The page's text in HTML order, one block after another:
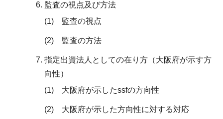
監査の視点及び方法
(1) 監査の視点
(2) 監査の方法
指定出資法人としての在り方（大阪府が示す方
向性）
(1) 大阪府が示したssfの方向性
(2) 大阪府が示した方向性に対する対応